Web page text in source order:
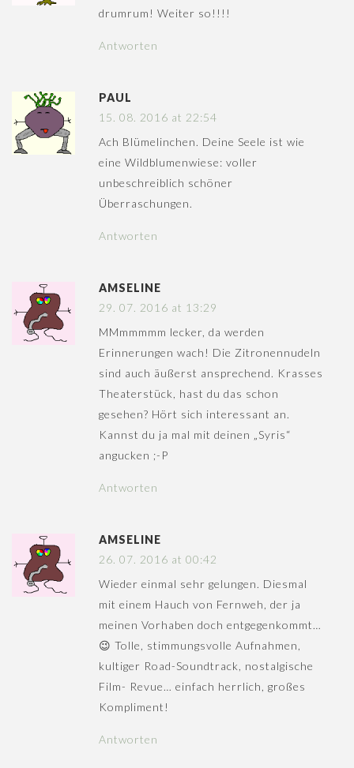
drumrum! Weiter so!!!!
Antworten
PAUL
15. 08. 2016 at 22:54
Ach Blümelinchen. Deine Seele ist wie
eine Wildblumenwiese: voller
unbeschreiblich schöner
Überraschungen.
Antworten
AMSELINE
29. 07. 2016 at 13:29
MMmmmmm lecker, da werden
Erinnerungen wach! Die Zitronennudeln
sind auch äußerst ansprechend. Krasses
Theaterstück, hast du das schon
gesehen? Hört sich interessant an.
Kannst du ja mal mit deinen „Syris“
angucken ;-P
Antworten
AMSELINE
26. 07. 2016 at 00:42
Wieder einmal sehr gelungen. Diesmal
mit einem Hauch von Fernweh, der ja
meinen Vorhaben doch entgegenkommt…
😉 Tolle, stimmungsvolle Aufnahmen,
kultiger Road-Soundtrack, nostalgische
Film- Revue… einfach herrlich, großes
Kompliment!
Antworten